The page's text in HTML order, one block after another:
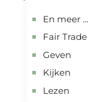
En meer ...
Fair Trade
Geven
Kijken
Lezen